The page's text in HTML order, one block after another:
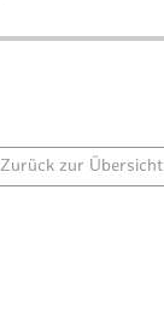
Audio-
Zurück zur Übersicht